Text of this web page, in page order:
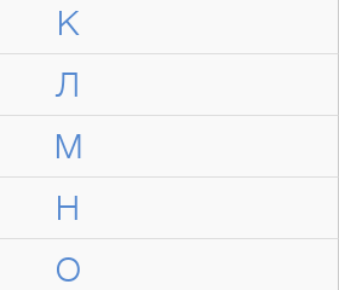
К
Л
М
Н
О